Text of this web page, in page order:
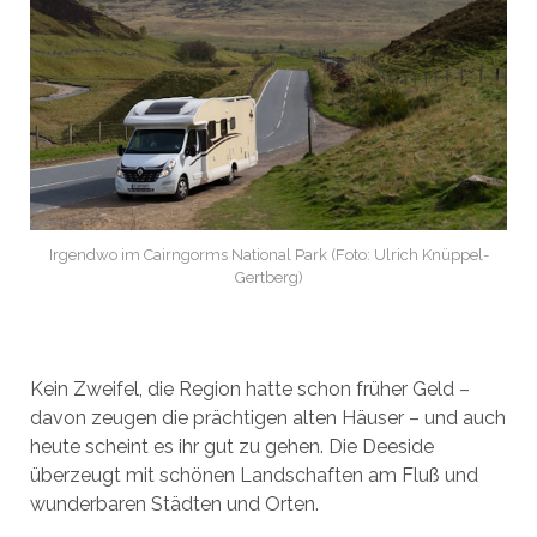
Irgendwo im Cairngorms National Park (Foto: Ulrich Knüppel-
Gertberg)
Kein Zweifel, die Region hatte schon früher Geld –
davon zeugen die prächtigen alten Häuser – und auch
heute scheint es ihr gut zu gehen. Die Deeside
überzeugt mit schönen Landschaften am Fluß und
wunderbaren Städten und Orten.